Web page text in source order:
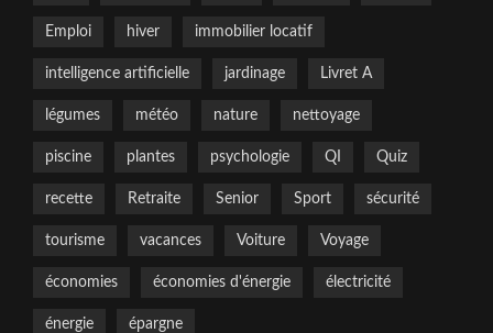
Emploi hiver immobilier locatif
intelligence artificielle jardinage Livret A
légumes météo nature nettoyage
piscine plantes psychologie QI Quiz
recette Retraite Senior Sport sécurité
tourisme vacances Voiture Voyage
économies économies d'énergie électricité
énergie épargne